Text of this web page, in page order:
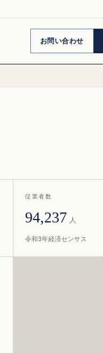
お問い合わせ
従業者数
94,237 人
令和3年経済センサス